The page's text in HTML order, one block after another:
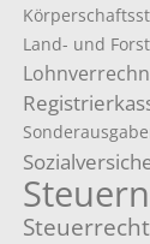
Land- und
Steuerrecht